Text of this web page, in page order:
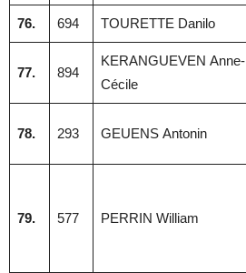
76. 694 TOURETTE Danilo
77. 894
KERANGUEVEN Anne-
Cécile
78. 293 GEUENS Antonin
79. 577 PERRIN William